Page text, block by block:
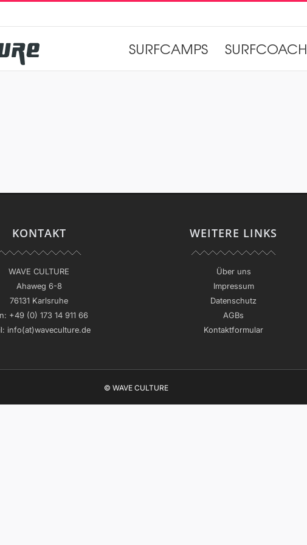
SURFCAMPS SURFCOACH
KONTAKT
WAVE CULTURE
Ahaweg 6-8
76131 Karlsruhe
+49 (0) 173 14 911 66
info(at)waveculture.de
WEITERE LINKS
Über uns
Impressum
Datenschutz
AGBs
Kontaktformular
© WAVE CULTURE